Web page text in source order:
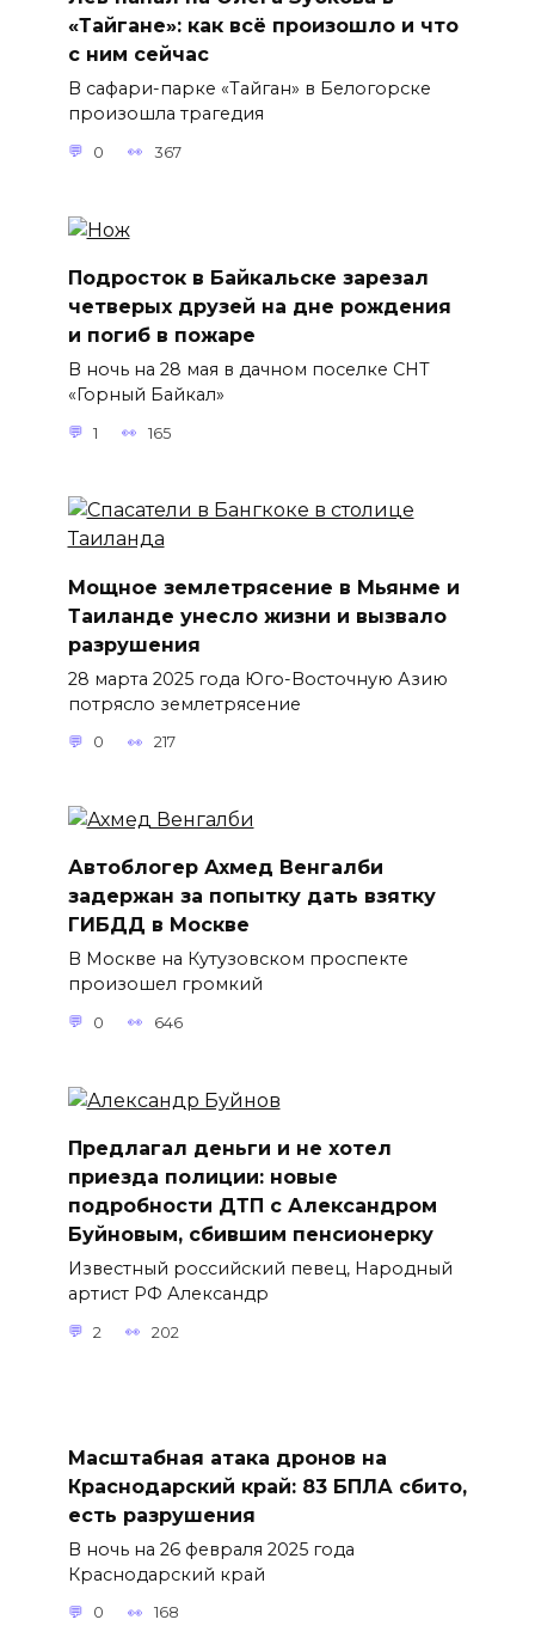
«Тайгане»: как всё произошло и что
с ним сейчас
В сафари-парке «Тайган» в Белогорске
произошла трагедия
0 367
Подросток в Байкальске зарезал
четверых друзей на дне рождения
и погиб в пожаре
В ночь на 28 мая в дачном поселке СНТ
«Горный Байкал»
1 165
Мощное землетрясение в Мьянме и
Таиланде унесло жизни и вызвало
разрушения
28 марта 2025 года Юго-Восточную Азию
потрясло землетрясение
0 217
Автоблогер Ахмед Венгалби
задержан за попытку дать взятку
ГИБДД в Москве
В Москве на Кутузовском проспекте
произошел громкий
0 646
Предлагал деньги и не хотел
приезда полиции: новые
подробности ДТП с Александром
Буйновым, сбившим пенсионерку
Известный российский певец, Народный
артист РФ Александр
2 202
Масштабная атака дронов на
Краснодарский край: 83 БПЛА сбито,
есть разрушения
В ночь на 26 февраля 2025 года
Краснодарский край
0 168